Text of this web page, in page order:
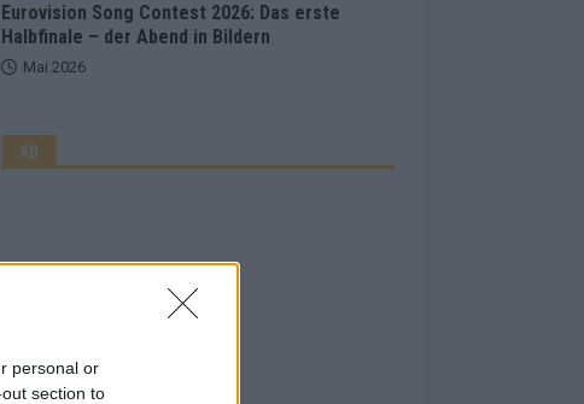
personal or
section to
Eurovision Song Contest 2026: Das erste
Halbfinale – der Abend in Bildern
Mai 2026
AD